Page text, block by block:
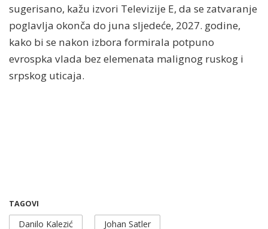
sugerisano, kažu izvori Televizije E, da se zatvaranje
poglavlja okonča do juna sljedeće, 2027. godine,
kako bi se nakon izbora formirala potpuno
evrospka vlada bez elemenata malignog ruskog i
srpskog uticaja.
TAGOVI
Danilo Kalezić Johan Satler